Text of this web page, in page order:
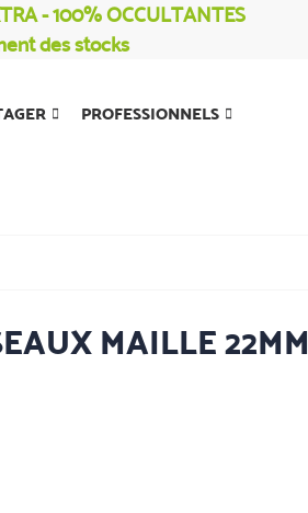
- 100% OCCULTANTES
des stocks
PROFESSIONNELS
MAILLE 22MM